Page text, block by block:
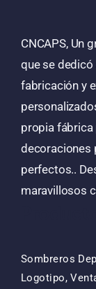
CNCAPS, Un
que se dedicó
fabricación y
propia
decoraciones
perfectos..
maravillosos
Sombreros
Logotipo,